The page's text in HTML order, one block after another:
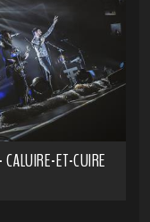
ET-CUIRE